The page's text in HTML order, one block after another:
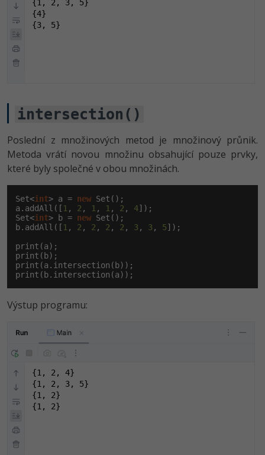
{1, 2, 3, 5}
{4}
{3, 5}
intersection()
Poslední z množinových metod je množinový průnik.
Metoda vrátí novou množinu obsahující pouze prvky,
které byly společné v obou množinách.
Set<int> a = new Set();
a.addAll([ 1 , 2 , 1 , 1 , 2 , 4]);
Set<int> b = new Set();
b.addAll([ 1 , 2 , 2 , 2 , 2 , 3 , 3 , 5]);
print(a);
print(b);
print(a.intersection(b));
print(b.intersection(a));
Výstup programu:
{1, 2, 4}
{1, 2, 3, 5}
{1, 2}
{1, 2}